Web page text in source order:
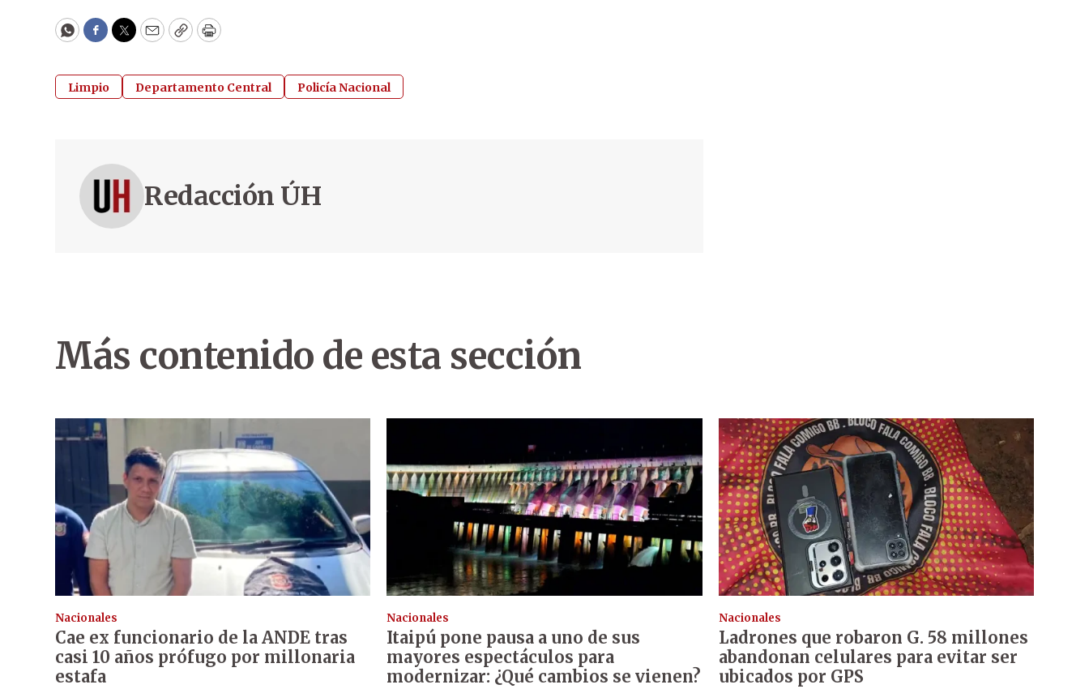
WhatsApp
Facebook
Twitter
EmailCopyPrint
Limpio Departamento Central Policía Nacional
Redacción ÚH
Más contenido de esta sección
Nacionales
Cae ex funcionario de la ANDE tras
casi 10 años prófugo por millonaria
estafa
Nacionales
Itaipú pone pausa a uno de sus
mayores espectáculos para
modernizar: ¿Qué cambios se vienen?
Nacionales
Ladrones que robaron G. 58 millones
abandonan celulares para evitar ser
ubicados por GPS